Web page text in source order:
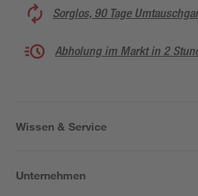
Sorglos, 90 Tage
Abholung im Markt in 2
Wissen & Service
Unternehmen